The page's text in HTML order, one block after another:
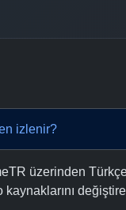
izlenir?
üzerinden